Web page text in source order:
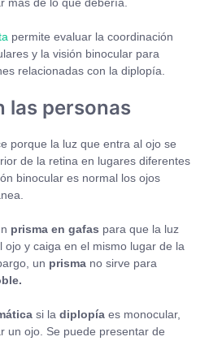
más de lo que debería.
permite evaluar la coordinación
y la visión binocular para
relacionadas con la diplopía.
las personas
porque la luz que entra al ojo se
de la retina en lugares diferentes
binocular es normal los ojos
prisma en gafas para que la luz
y caiga en el mismo lugar de la
un prisma no sirve para
si la diplopía es monocular,
un ojo. Se puede presentar de